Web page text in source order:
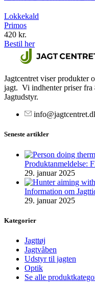
Lokkekald
Primos
420 kr.
Bestil her
Jagtcentret viser produkter
jagt. Vi indhenter priser fra
Jagtudstyr.
Seneste artikler
Produktanmeldelse:
29. januar 2025
Information om
29. januar 2025
Kategorier
Jagttøj
Jagtvåben
Udstyr til jagten
Optik
Se alle